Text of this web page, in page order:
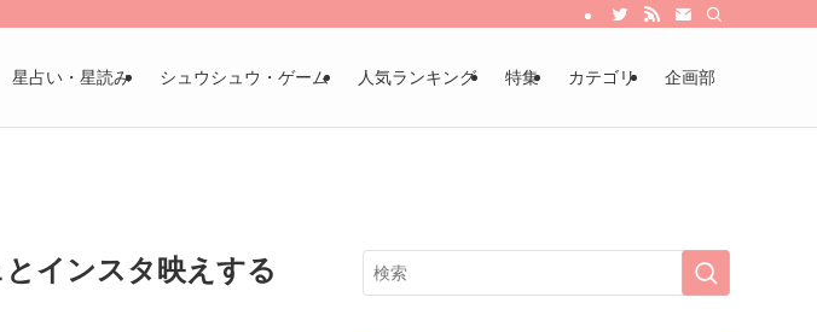
星占い・星読み シュウシュウ・ゲーム 人気ランキング 特集 カテゴリ 企画部
インスタ映えする